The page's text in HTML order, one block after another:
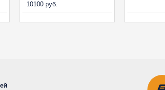
10100 руб.